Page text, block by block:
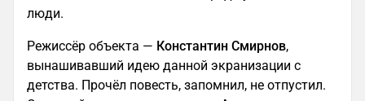
люди.
Режиссёр объекта — Константин Смирнов,
вынашивавший идею данной экранизации с
детства. Прочёл повесть, запомнил, не отпустил.